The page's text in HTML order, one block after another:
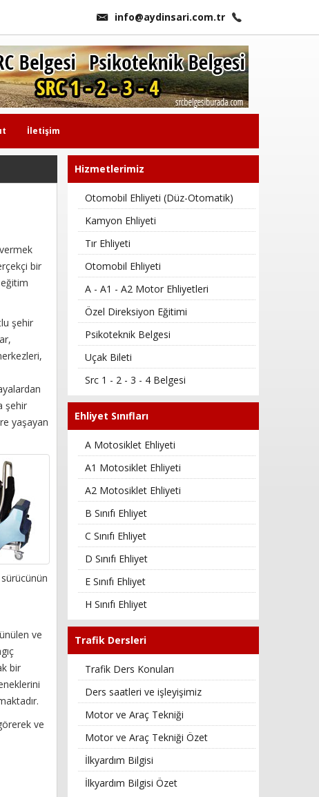
info@aydinsari.com.tr
İletişim
bir
şehir
şehir
yaşayan
ve
bir
ve
Hizmetlerimiz
Otomobil Ehliyeti (Düz-Otomatik)
Kamyon Ehliyeti
Tır Ehliyeti
Otomobil Ehliyeti
A - A1 - A2 Motor Ehliyetleri
Özel Direksiyon Eğitimi
Psikoteknik Belgesi
Uçak Bileti
Src 1 - 2 - 3 - 4 Belgesi
Ehliyet Sınıfları
A Motosiklet Ehliyeti
A1 Motosiklet Ehliyeti
A2 Motosiklet Ehliyeti
B Sınıfı Ehliyet
C Sınıfı Ehliyet
D Sınıfı Ehliyet
E Sınıfı Ehliyet
H Sınıfı Ehliyet
Trafik Dersleri
Trafik Ders Konuları
Ders saatleri ve işleyişimiz
Motor ve Araç Tekniği
Motor ve Araç Tekniği Özet
İlkyardım Bilgisi
İlkyardım Bilgisi Özet